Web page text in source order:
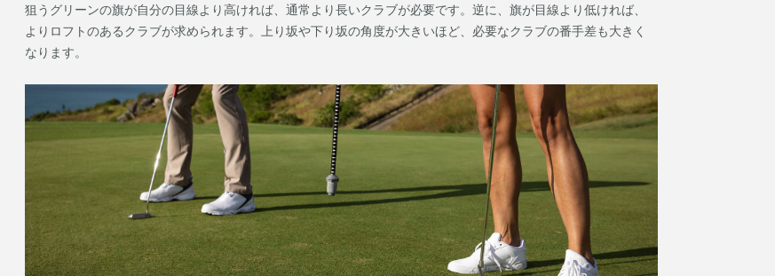
狙うグリーンの旗が自分の目線より高ければ、通常より長いクラブが必要です。逆に、旗が目線より低ければ、
よりロフトのあるクラブが求められます。上り坂や下り坂の角度が大きいほど、必要なクラブの番手差も大きく
なります。